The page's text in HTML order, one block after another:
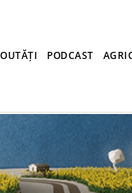
PODCAST